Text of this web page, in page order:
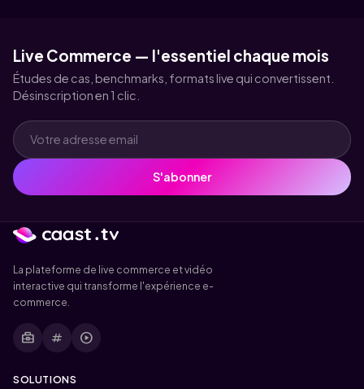
Live Commerce — l'essentiel chaque mois
Études de cas, benchmarks, formats live qui convertissent.
Désinscription en 1 clic.
S'abonner
La plateforme de live commerce et vidéo
interactive qui transforme l'expérience e-
commerce.
business_center tag play_circle
SOLUTIONS